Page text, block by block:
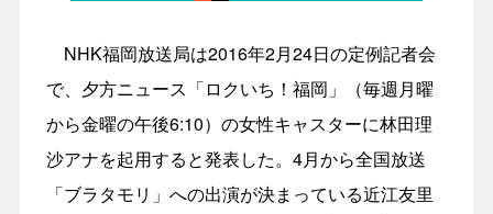
NHK福岡放送局は2016年2月24日の定例記者会
で、夕方ニュース「ロクいち！福岡」（毎週月曜
から金曜の午後6:10）の女性キャスターに林田理
沙アナを起用すると発表した。4月から全国放送
「ブラタモリ」への出演が決まっている近江友里